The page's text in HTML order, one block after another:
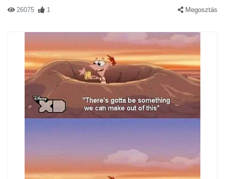
26075 1 Megosztás